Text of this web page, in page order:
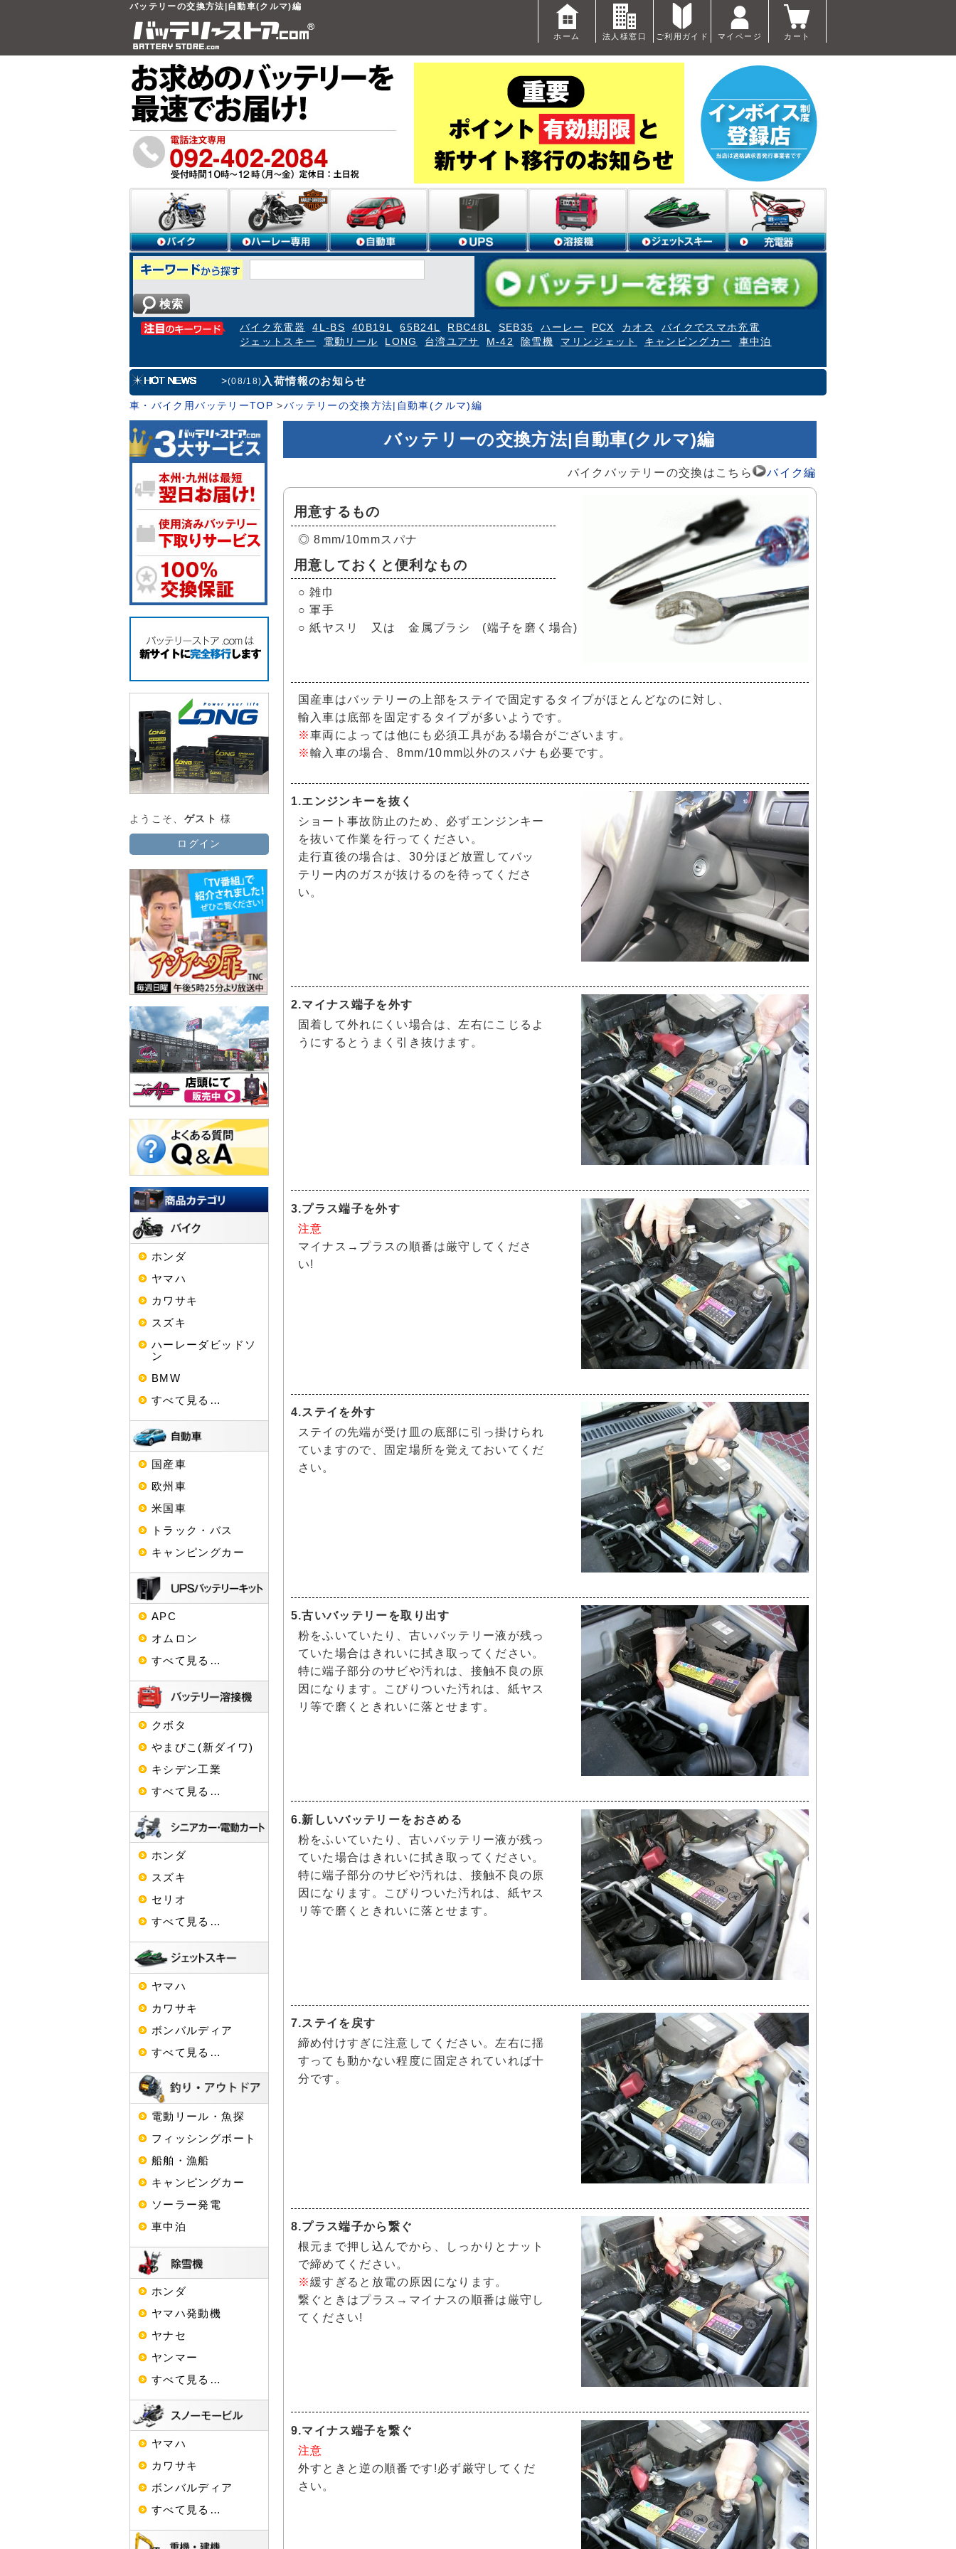
バッテリーの交換方法|自動車(クルマ)編
ホーム 法人様窓口 ご利用ガイド マイページ カート
検索
バイク充電器 4L-BS 40B19L 65B24L RBC48L SEB35 ハーレー PCX カオス
バイクでスマホ充電
ジェットスキー
電動リール LONG 台湾ユアサ M-42 除雪機 マリンジェット キャンピングカー 車中泊
>(08/18) 入荷情報のお知らせ
車・バイク用バッテリーTOP >バッテリーの交換方法|自動車(クルマ)編
バッテリーの交換方法|自動車(クルマ)編
バイクバッテリーの交換はこちら バイク編
用意するもの
◎ 8mm/10mmスパナ
用意しておくと便利なもの
○ 雑巾
○ 軍手
○ 紙ヤスリ 又は 金属ブラシ (端子を磨く場合)
国産車はバッテリーの 上部をステイで固定する タイプがほとんどなのに対し、
輸入車は 底部を固定する タイプが多いようです。
※車両によっては他にも必須工具がある場合がございます。
※輸入車の場合、8mm/10mm以外のスパナも必要です。
1.エンジンキーを抜く
ショート事故防止のため、必ずエンジンキー
を抜いて作業を行ってください。
走行直後の場合は、30分ほど放置してバッ
テリー内のガスが抜けるのを待ってくださ
い。
2.マイナス端子を外す
固着して外れにくい場合は、左右にこじるよ
うにするとうまく引き抜けます。
3.プラス端子を外す
注意
マイナス→プラスの順番は厳守してくださ
い!
4.ステイを外す
ステイの先端が受け皿の底部に引っ掛けられ
ていますので、固定場所を覚えておいてくだ
さい。
5.古いバッテリーを取り出す
粉をふいていたり、古いバッテリー液が残っ
ていた場合はきれいに拭き取ってください。
特に端子部分のサビや汚れは、接触不良の原
因になります。こびりついた汚れは、紙ヤス
リ等で磨くときれいに落とせます。
6.新しいバッテリーをおさめる
粉をふいていたり、古いバッテリー液が残っ
ていた場合はきれいに拭き取ってください。
特に端子部分のサビや汚れは、接触不良の原
因になります。こびりついた汚れは、紙ヤス
リ等で磨くときれいに落とせます。
7.ステイを戻す
締め付けすぎに注意してください。左右に揺
すっても動かない程度に固定されていれば十
分です。
8.プラス端子から繋ぐ
根元まで押し込んでから、しっかりとナット
で締めてください。
※緩すぎると放電の原因になります。
繋ぐときはプラス→マイナスの順番は厳守し
てください!
9.マイナス端子を繋ぐ
注意
外すときと逆の順番です!必ず厳守してくだ
さい。
ようこそ、 ゲスト 様
ログイン
ホンダ
ヤマハ
カワサキ
スズキ
ハーレーダビッドソ
ン
BMW
すべて見る…
国産車
欧州車
米国車
トラック・バス
キャンピングカー
APC
オムロン
すべて見る…
クボタ
やまびこ(新ダイワ)
キシデン工業
すべて見る…
ホンダ
スズキ
セリオ
すべて見る…
ヤマハ
カワサキ
ボンバルディア
すべて見る…
電動リール・魚探
フィッシングボート
船舶・漁船
キャンピングカー
ソーラー発電
車中泊
ホンダ
ヤマハ発動機
ヤナセ
ヤンマー
すべて見る…
ヤマハ
カワサキ
ボンバルディア
すべて見る…